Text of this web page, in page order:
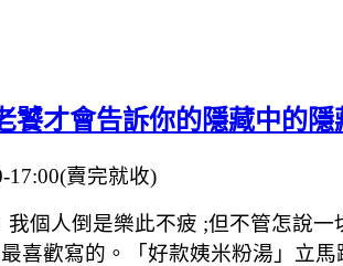
饕才會告訴你的隱藏中的
17:00(賣完就收)
個人倒是樂此不疲 ;但不管怎說
喜歡寫的。「好款姨米粉湯」立